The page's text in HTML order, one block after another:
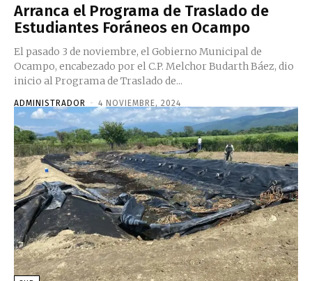
Arranca el Programa de Traslado de
Estudiantes Foráneos en Ocampo
El pasado 3 de noviembre, el Gobierno Municipal de
Ocampo, encabezado por el C.P. Melchor Budarth Báez, dio
inicio al Programa de Traslado de...
ADMINISTRADOR - 4 NOVIEMBRE, 2024